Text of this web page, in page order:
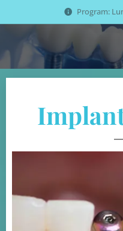
Program: